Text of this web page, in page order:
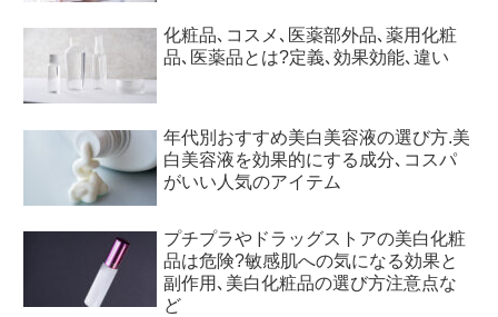
化粧品､コスメ､医薬部外品､薬用化粧
品､医薬品とは?定義､効果効能､違い
年代別おすすめ美白美容液の選び方.美
白美容液を効果的にする成分､コスパ
がいい人気のアイテム
プチプラやドラッグストアの美白化粧
品は危険?敏感肌への気になる効果と
副作用､美白化粧品の選び方注意点な
ど